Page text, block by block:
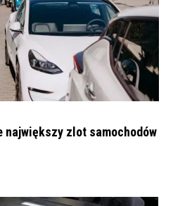
największy zlot samochodów